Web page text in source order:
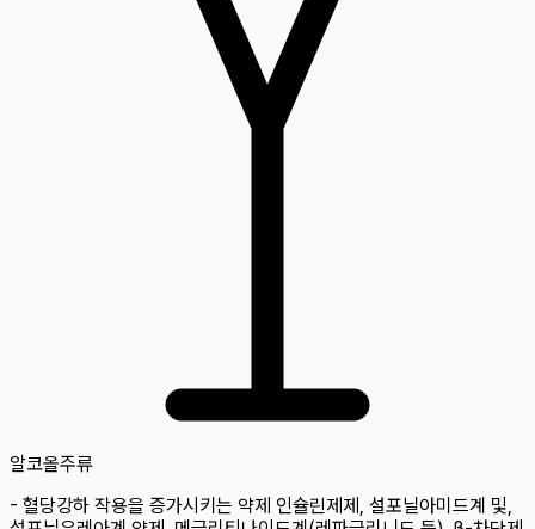
알코올주류
- 혈당강하 작용을 증가시키는 약제 인슐린제제, 설포닐아미드계 및,